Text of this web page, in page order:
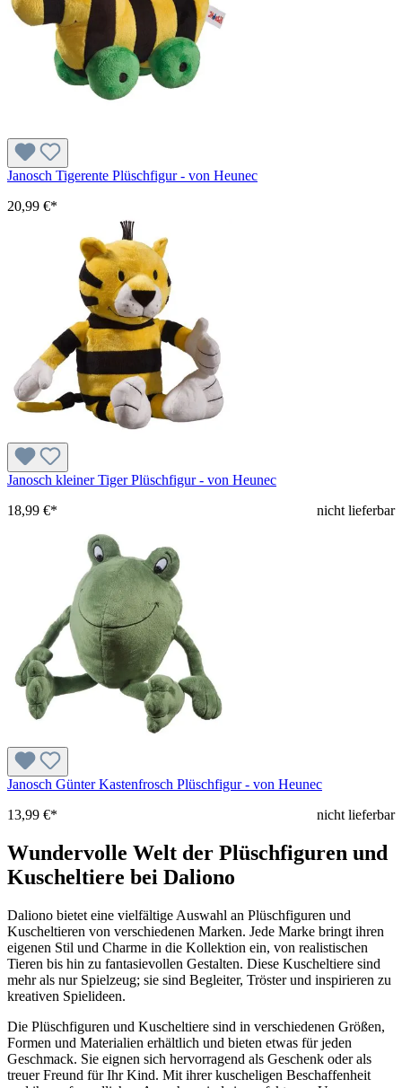
Janosch Tigerente Plüschfigur - von Heunec
20,99 €*
Janosch kleiner Tiger Plüschfigur - von Heunec
nicht lieferbar
18,99 €*
Janosch Günter Kastenfrosch Plüschfigur - von Heunec
nicht lieferbar
13,99 €*
Wundervolle Welt der Plüschfiguren und
Kuscheltiere bei Daliono
Daliono bietet eine vielfältige Auswahl an Plüschfiguren und
Kuscheltieren von verschiedenen Marken. Jede Marke bringt ihren
eigenen Stil und Charme in die Kollektion ein, von realistischen
Tieren bis hin zu fantasievollen Gestalten. Diese Kuscheltiere sind
mehr als nur Spielzeug; sie sind Begleiter, Tröster und inspirieren zu
kreativen Spielideen.
Die Plüschfiguren und Kuscheltiere sind in verschiedenen Größen,
Formen und Materialien erhältlich und bieten etwas für jeden
Geschmack. Sie eignen sich hervorragend als Geschenk oder als
treuer Freund für Ihr Kind. Mit ihrer kuscheligen Beschaffenheit